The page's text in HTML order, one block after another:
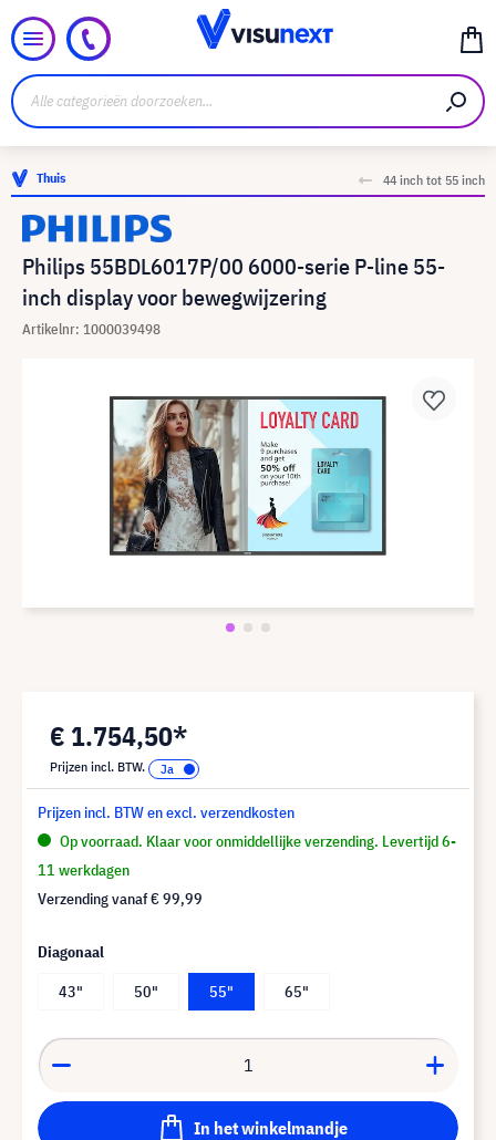
Thuis 44 inch tot 55 inch
Philips 55BDL6017P/00 6000-serie P-line 55-
inch display voor bewegwijzering
Artikelnr: 1000039498
€ 1.754,50*
Prijzen incl. BTW.
Prijzen incl. BTW en excl. verzendkosten
Op voorraad. Klaar voor onmiddellijke verzending. Levertijd 6-
11 werkdagen
Verzending vanaf€ 99,99
Diagonaal
43"
50" 55" 65"
In het winkelmandje